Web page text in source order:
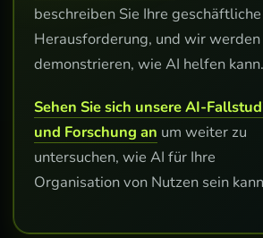
beschreiben Sie Ihre geschäftliche
Herausforderung, und wir werden
demonstrieren, wie AI helfen kann.
Sehen Sie sich unsere AI-
und Forschung an um weiter zu
untersuchen, wie AI für Ihre
Organisation von Nutzen sein